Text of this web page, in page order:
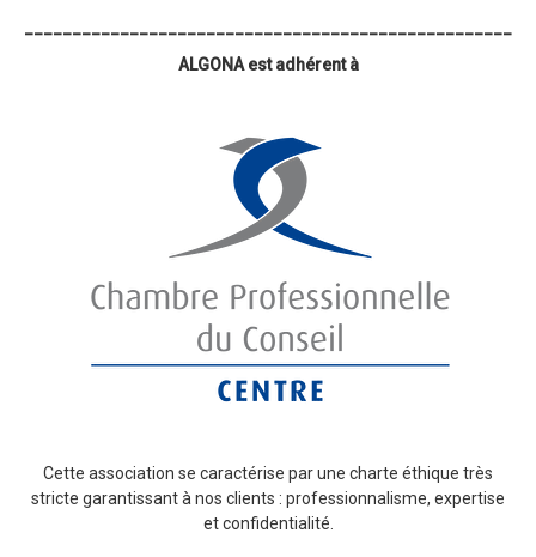
ALGONA est adhérent à
Cette association se caractérise par une charte éthique très
stricte garantissant à nos clients : professionnalisme, expertise
et confidentialité.